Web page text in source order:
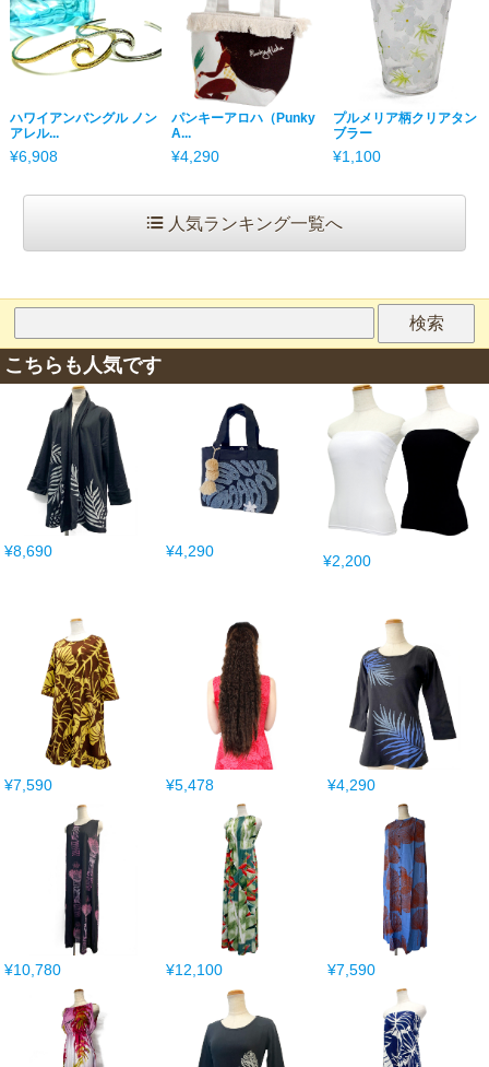
ハワイアンバングル ノン
アレル...
¥6,908
パンキーアロハ（Punky
A...
¥4,290
プルメリア柄クリアタン
ブラー
¥1,100
人気ランキング一覧へ
こちらも人気です
¥8,690 ¥4,290
¥2,200
¥7,590 ¥5,478 ¥4,290
¥10,780 ¥12,100 ¥7,590